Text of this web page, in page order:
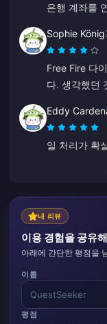
은행 계좌를
Sophie König
Free Fire 다
다. 생각했던
Eddy
일 처리가 확
내 리뷰
이용 경험을 공유
아래에 간단한 평점을
이름
평점